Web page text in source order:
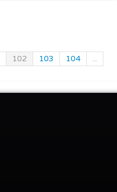
102 103 104
...